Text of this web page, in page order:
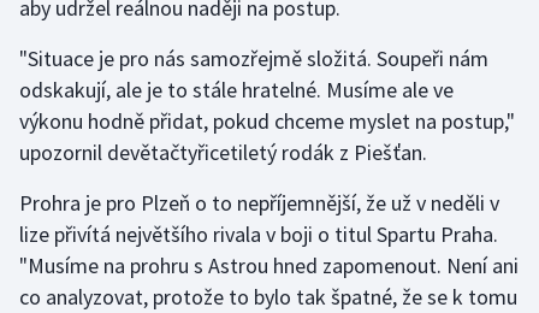
aby udržel reálnou naději na postup.
"Situace je pro nás samozřejmě složitá. Soupeři nám
odskakují, ale je to stále hratelné. Musíme ale ve
výkonu hodně přidat, pokud chceme myslet na postup,"
upozornil devětačtyřicetiletý rodák z Piešťan.
Prohra je pro Plzeň o to nepříjemnější, že už v neděli v
lize přivítá největšího rivala v boji o titul Spartu Praha.
"Musíme na prohru s Astrou hned zapomenout. Není ani
co analyzovat, protože to bylo tak špatné, že se k tomu